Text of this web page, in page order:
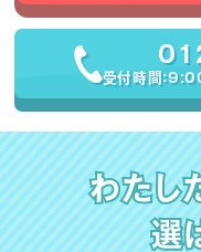
受付時間：
わたし
選